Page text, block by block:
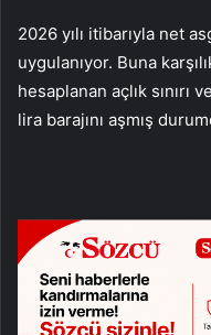
2026 yılı itibarıyla net
uygulanıyor. Buna
hesaplanan açlık sınırı
lira barajını aşmış